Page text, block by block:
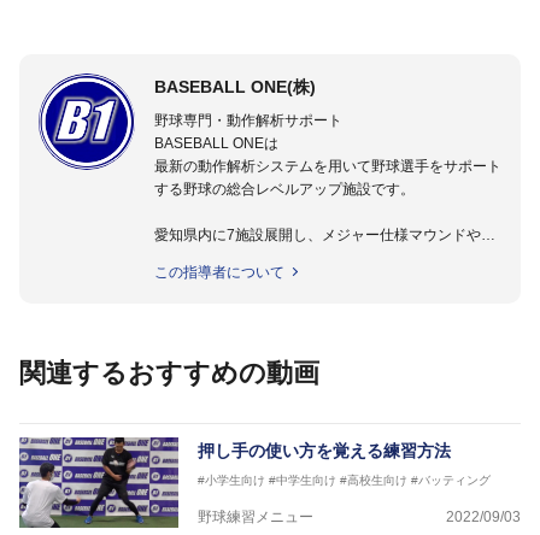
BASEBALL ONE(株)
野球専門・動作解析サポート
BASEBALL ONEは
最新の動作解析システムを用いて野球選手をサポート
する野球の総合レベルアップ施設です。
愛知県内に7施設展開し、メジャー仕様マウンドやト
動作解析システムを用いて、小学生からプロ野球選手
この指導者について
関連するおすすめの動画
押し手の使い方を覚える練習方法
#小学生向け #中学生向け #高校生向け #バッティング
野球練習メニュー 2022/09/03